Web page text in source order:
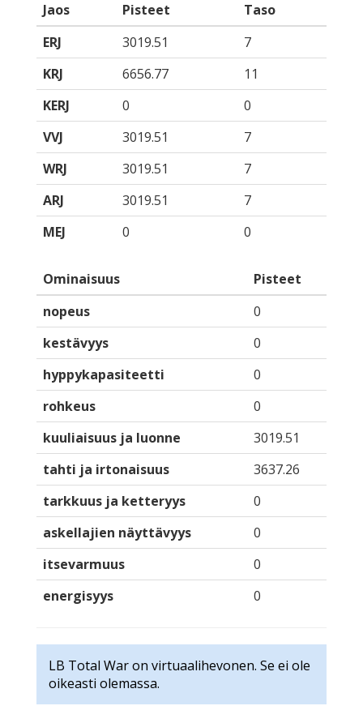
Jaos Pisteet
Taso
ERJ
3019.51
7
KRJ
6656.77
11
KERJ
0
0
VVJ
3019.51
7
WRJ
3019.51
7
ARJ
3019.51
7
MEJ
0 0
Ominaisuus
Pisteet
nopeus
0
kestävyys
0
hyppykapasiteetti
0
rohkeus
0
kuuliaisuus ja luonne
3019.51
tahti ja irtonaisuus
3637.26
tarkkuus ja ketteryys
0
askellajien näyttävyys
0
itsevarmuus
0
energisyys
0
LB Total War on virtuaalihevonen. Se ei ole
oikeasti olemassa.